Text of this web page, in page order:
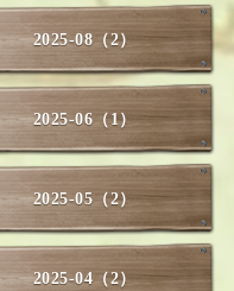
2025-08（2）
2025-06（1）
2025-05（2）
2025-04（2）